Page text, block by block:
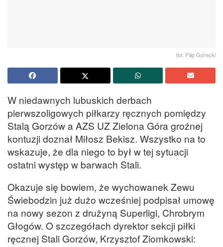
fot. Filip Górecki
W niedawnych lubuskich derbach
pierwszoligowych piłkarzy ręcznych pomiędzy
Stalą Gorzów a AZS UZ Zielona Góra groźnej
kontuzji doznał Miłosz Bekisz. Wszystko na to
wskazuje, że dla niego to był w tej sytuacji
ostatni występ w barwach Stali.
Okazuje się bowiem, że wychowanek Zewu
Świebodzin już dużo wcześniej podpisał umowę
na nowy sezon z drużyną Superligi, Chrobrym
Głogów. O szczegółach dyrektor sekcji piłki
ręcznej Stali Gorzów, Krzysztof Ziomkowski: